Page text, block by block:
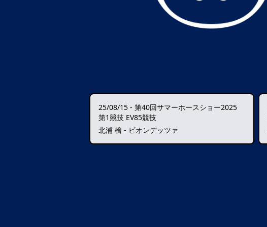
25/08/15 - 第40回サマーホースショー2025
第1競技 EV85競技
北浦 檜 - ビオンデッツァ